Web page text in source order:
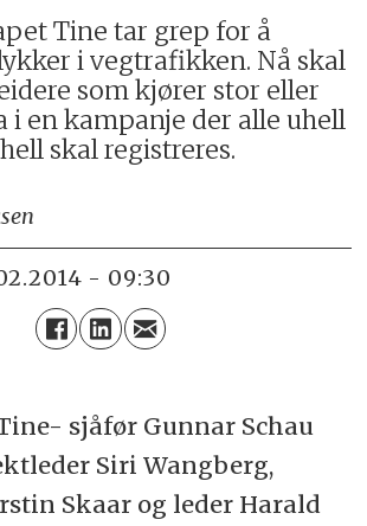
Tine tar grep for å
i vegtrafikken. Nå skal
som kjører stor eller
i en kampanje der alle uhell
skal registreres.
- 09:30
sjåfør Gunnar Schau
Siri Wangberg,
Skaar og leder Harald